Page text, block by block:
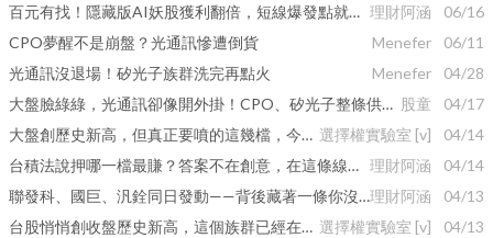
百元有找！隱藏版AI妖股獲利翻倍，短線爆發點就在這幾天 理財阿涵
06/16
CPO夢醒不是崩盤？光通訊慘遭倒貨
Menefer
06/11
光通訊沒退場！矽光子族群洗完再點火
Menefer
04/28
大盤臉綠綠，光通訊卻像開外掛！CPO、矽光子整條供應鏈紅到發燙 股童
04/17
大盤創歷史新高，但真正要噴的這幾檔，今天幾乎沒人注意到 選擇權實驗室 [v]
04/14
台積法說押哪一檔最賺？答案不在創意，在這條線索裡 理財阿涵
04/14
聯發科、國巨、汎銓同日發動——背後藏著一條你沒注意到的資金主線理財阿涵
04/13
台股悄悄創收盤歷史新高，這個族群已經在偷跑，佈局明天 選擇權實驗室 [v]
04/13